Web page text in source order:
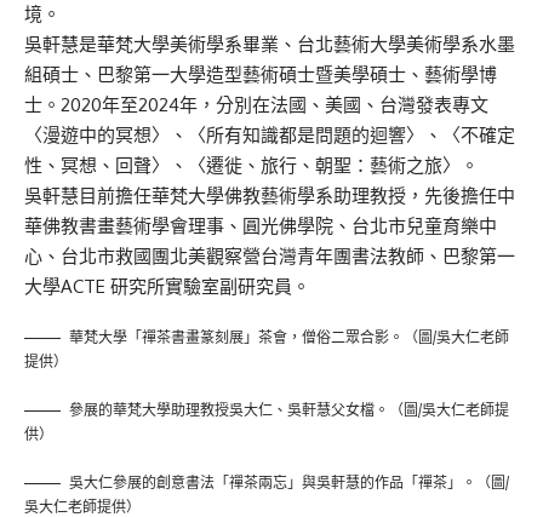
境。
吳軒慧是華梵大學美術學系畢業、台北藝術大學美術學系水墨
組碩士、巴黎第一大學造型藝術碩士暨美學碩士、藝術學博
士。2020年至2024年，分別在法國、美國、台灣發表專文
〈漫遊中的冥想〉、〈所有知識都是問題的迴響〉、〈不確定
性、冥想、回聲〉、〈遷徙、旅行、朝聖：藝術之旅〉。
吳軒慧目前擔任華梵大學佛教藝術學系助理教授，先後擔任中
華佛教書畫藝術學會理事、圓光佛學院、台北市兒童育樂中
心、台北市救國團北美觀察營台灣青年團書法教師、巴黎第一
大學ACTE 研究所實驗室副研究員。
華梵大學「禪茶書畫篆刻展」茶會，僧俗二眾合影。（圖/吳大仁老師
提供）
參展的華梵大學助理教授吳大仁、吳軒慧父女檔。（圖/吳大仁老師提
供）
吳大仁參展的創意書法「禪茶兩忘」與吳軒慧的作品「禪茶」。（圖/
吳大仁老師提供）